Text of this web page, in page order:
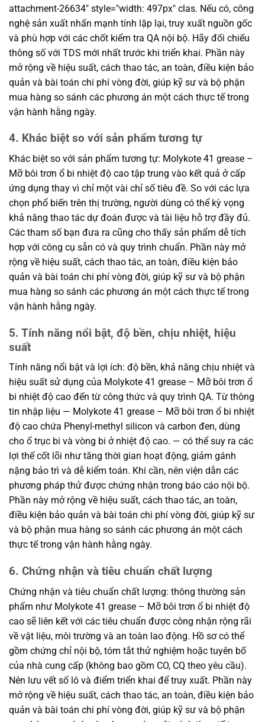
attachment-26634" style="width: 497px" clas. Nếu có, công
nghệ sản xuất nhấn mạnh tính lặp lại, truy xuất nguồn gốc
và phù hợp với các chốt kiểm tra QA nội bộ. Hãy đối chiếu
thông số với TDS mới nhất trước khi triển khai. Phần này
mở rộng về hiệu suất, cách thao tác, an toàn, điều kiện bảo
quản và bài toán chi phí vòng đời, giúp kỹ sư và bộ phận
mua hàng so sánh các phương án một cách thực tế trong
vận hành hằng ngày.
4. Khác biệt so với sản phẩm tương tự
Khác biệt so với sản phẩm tương tự: Molykote 41 grease –
Mỡ bôi trơn ổ bi nhiệt độ cao tập trung vào kết quả ở cấp
ứng dụng thay vì chỉ một vài chỉ số tiêu đề. So với các lựa
chọn phổ biến trên thị trường, người dùng có thể kỳ vọng
khả năng thao tác dự đoán được và tài liệu hỗ trợ đầy đủ.
Các tham số bạn đưa ra cũng cho thấy sản phẩm dễ tích
hợp với công cụ sẵn có và quy trình chuẩn. Phần này mở
rộng về hiệu suất, cách thao tác, an toàn, điều kiện bảo
quản và bài toán chi phí vòng đời, giúp kỹ sư và bộ phận
mua hàng so sánh các phương án một cách thực tế trong
vận hành hằng ngày.
5. Tính năng nổi bật, độ bền, chịu nhiệt, hiệu
suất
Tính năng nổi bật và lợi ích: độ bền, khả năng chịu nhiệt và
hiệu suất sử dụng của Molykote 41 grease – Mỡ bôi trơn ổ
bi nhiệt độ cao đến từ công thức và quy trình QA. Từ thông
tin nhập liệu — Molykote 41 grease – Mỡ bôi trơn ổ bi nhiệt
độ cao chứa Phenyl-methyl silicon và carbon đen, dùng
cho ổ trục bi và vòng bi ở nhiệt độ cao. — có thể suy ra các
lợi thế cốt lõi như tăng thời gian hoạt động, giảm gánh
nặng bảo trì và dễ kiểm toán. Khi cần, nên viện dẫn các
phương pháp thử được chứng nhận trong báo cáo nội bộ.
Phần này mở rộng về hiệu suất, cách thao tác, an toàn,
điều kiện bảo quản và bài toán chi phí vòng đời, giúp kỹ sư
và bộ phận mua hàng so sánh các phương án một cách
thực tế trong vận hành hằng ngày.
6. Chứng nhận và tiêu chuẩn chất lượng
Chứng nhận và tiêu chuẩn chất lượng: thông thường sản
phẩm như Molykote 41 grease – Mỡ bôi trơn ổ bi nhiệt độ
cao sẽ liên kết với các tiêu chuẩn được công nhận rộng rãi
về vật liệu, môi trường và an toàn lao động. Hồ sơ có thể
gồm chứng chỉ nội bộ, tóm tắt thử nghiệm hoặc tuyên bố
của nhà cung cấp (không bao gồm CO, CQ theo yêu cầu).
Nên lưu vết số lô và điểm triển khai để truy xuất. Phần này
mở rộng về hiệu suất, cách thao tác, an toàn, điều kiện bảo
quản và bài toán chi phí vòng đời, giúp kỹ sư và bộ phận